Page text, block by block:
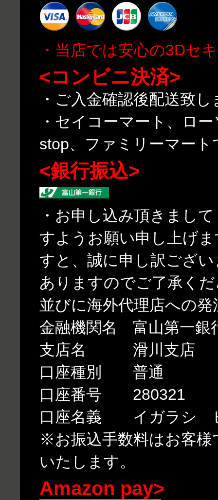
・当店では安心の3Dセ
<コンビニ決済>
・ご入金確認後配送致し
・セイコーマート、ロ
stop、ファミリーマー
<銀行振込>
・お申し込み頂きまし
すようお願い申し上げ
すと、誠に申し訳ござ
ありますのでご了承く
並びに海外代理店への
金融機関名 富山第一銀
支店名 滑川支店
口座種別 普通
口座番号 280321
口座名義 イガラシ
※お振込手数料はお客
いたします。
Amazon pay>